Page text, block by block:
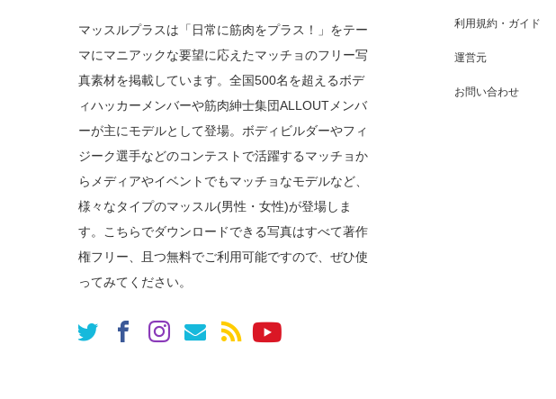
マッスルプラスは「日常に筋肉をプラス！」をテー
マにマニアックな要望に応えたマッチョのフリー写
真素材を掲載しています。全国500名を超えるボデ
ィハッカーメンバーや筋肉紳士集団ALLOUTメンバ
ーが主にモデルとして登場。ボディビルダーやフィ
ジーク選手などのコンテストで活躍するマッチョか
らメディアやイベントでもマッチョなモデルなど、
様々なタイプのマッスル(男性・女性)が登場しま
す。こちらでダウンロードできる写真はすべて著作
権フリー、且つ無料でご利用可能ですので、ぜひ使
ってみてください。
利用規約・ガイド
運営元
お問い合わせ